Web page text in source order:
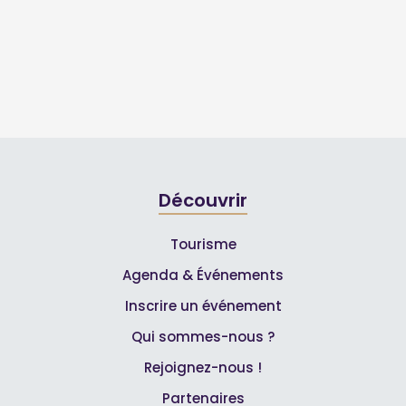
Découvrir
Tourisme
Agenda & Événements
Inscrire un événement
Qui sommes-nous ?
Rejoignez-nous !
Partenaires